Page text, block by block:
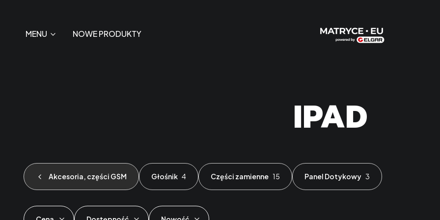
MENU NOWE PRODUKTY
IPAD
Akcesoria, części GSM Głośnik 4 Części zamienne 15 Panel Dotykowy 3